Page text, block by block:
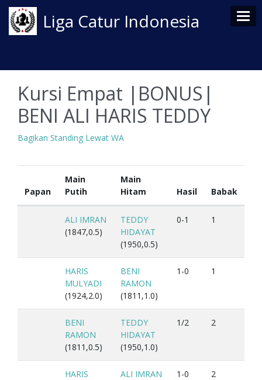
Liga Catur Indonesia
Kursi Empat |BONUS|
BENI ALI HARIS TEDDY
Bagikan Standing Lewat WA
Papan
Main
Putih
Main
Hitam
Hasil Babak
ALI IMRAN
(1847,0.5)
TEDDY
HIDAYAT
(1950,0.5)
0-1 1
HARIS
MULYADI
(1924,2.0)
BENI
RAMON
(1811,1.0)
1-0 1
BENI
RAMON
(1811,0.5)
TEDDY
HIDAYAT
(1950,1.0)
1/2 2
HARIS
ALI IMRAN
1-0 2